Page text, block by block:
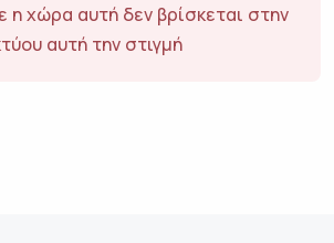
χώρα αυτή δεν βρίσκεται στην
αυτή την στιγμή